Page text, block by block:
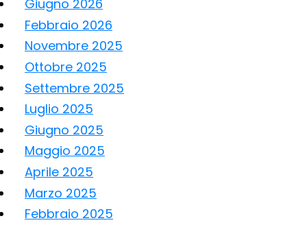
Giugno 2026
Febbraio 2026
Novembre 2025
Ottobre 2025
Settembre 2025
Luglio 2025
Giugno 2025
Maggio 2025
Aprile 2025
Marzo 2025
Febbraio 2025